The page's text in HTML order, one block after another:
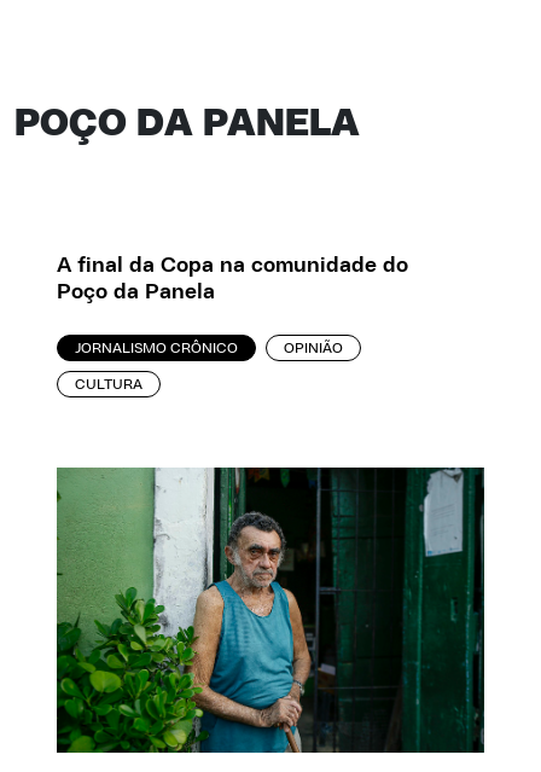
POÇO DA PANELA
A final da Copa na comunidade do
Poço da Panela
JORNALISMO CRÔNICO OPINIÃO
CULTURA